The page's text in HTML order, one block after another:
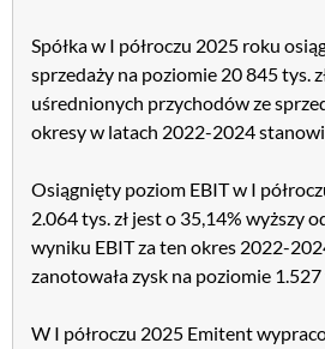
Spółka w I półroczu 2025 roku
sprzedaży na poziomie 20 845 tys.
uśrednionych przychodów ze
okresy w latach 2022-2024
Osiągnięty poziom EBIT w I
2.064 tys. zł jest o 35,14% wyższy
wyniku EBIT za ten okres 2022-
zanotowała zysk na poziomie 1.527
W I półroczu 2025 Emitent